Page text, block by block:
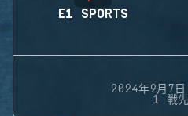
E1 SPORTS
2024年9月7
1 戰